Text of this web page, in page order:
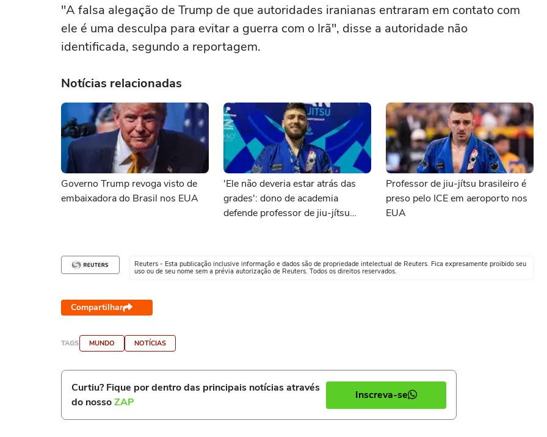
"A ‌falsa alegação ‌de Trump de que autoridades iranianas ⁠entraram em contato com
ele é ‌uma desculpa para evitar a ⁠guerra com o Irã", disse a autoridade não
identificada, segundo a reportagem.
Notícias relacionadas
Governo Trump revoga visto de
embaixadora do Brasil nos EUA
'Ele não deveria estar atrás das
grades': dono de academia
defende professor de jiu-jítsu
Professor de jiu-jítsu brasileiro é
preso pelo ICE em aeroporto nos
EUA
Reuters - Esta publicação inclusive informação e dados são de propriedade intelectual de Reuters. Fica expresamente proibido seu
uso ou de seu nome sem a prévia autorização de Reuters. Todos os direitos reservados.
Compartilhar
TAGS MUNDO NOTÍCIAS
Curtiu? Fique por dentro das principais notícias através
do nossoZAP
Inscreva-se